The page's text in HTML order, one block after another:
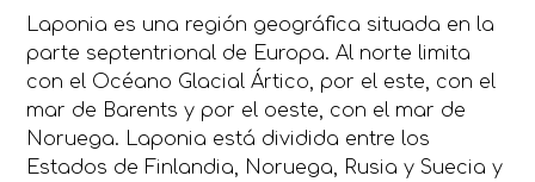
Laponia es una región geográfica situada en la
parte septentrional de Europa. Al norte limita
con el Océano Glacial Ártico, por el este, con el
mar de Barents y por el oeste, con el mar de
Noruega. Laponia está dividida entre los
Estados de Finlandia, Noruega, Rusia y Suecia y